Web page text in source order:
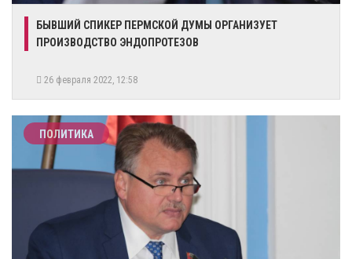
БЫВШИЙ СПИКЕР ПЕРМСКОЙ ДУМЫ ОРГАНИЗУЕТ
ПРОИЗВОДСТВО ЭНДОПРОТЕЗОВ
26 февраля 2022, 12:58
ПОЛИТИКА